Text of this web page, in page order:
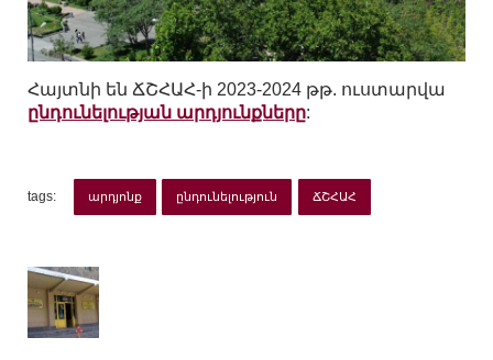
Հայտնի են ՃՇՀԱՀ-ի 2023-2024 թթ. ուստարվա
ընդունելության արդյունքները:
tags: արդյոնք ընդունելություն ՃՇՀԱՀ